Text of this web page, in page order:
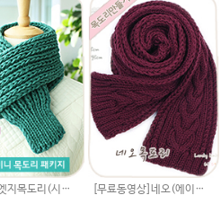
(B)미니 엣지목도리(시크릿울)패키지(유료강좌)/미니 머플러/미니목도리뜨기/좁은 고무단/손뜨개목도리/미니뜨개질목도리/뜨개질목도리/변형고무단/변형 1코고무단뜨기
[무료동영상]네오(에이미울) 크리스마스선물 뜨개질 손뜨개질 목도리패키지 뜨기